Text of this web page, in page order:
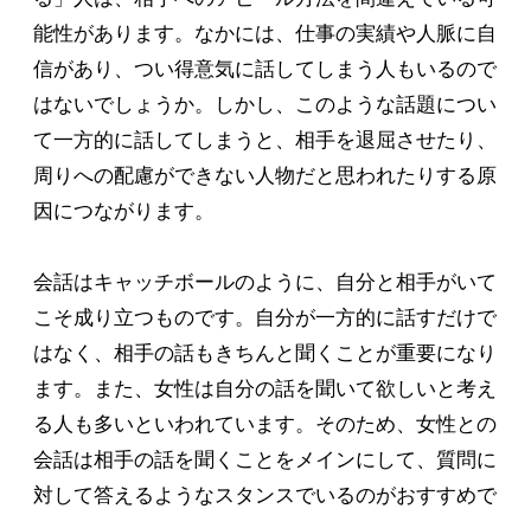
能性があります。なかには、仕事の実績や人脈に自
信があり、つい得意気に話してしまう人もいるので
はないでしょうか。しかし、このような話題につい
て一方的に話してしまうと、相手を退屈させたり、
周りへの配慮ができない人物だと思われたりする原
因につながります。
会話はキャッチボールのように、自分と相手がいて
こそ成り立つものです。自分が一方的に話すだけで
はなく、相手の話もきちんと聞くことが重要になり
ます。また、女性は自分の話を聞いて欲しいと考え
る人も多いといわれています。そのため、女性との
会話は相手の話を聞くことをメインにして、質問に
対して答えるようなスタンスでいるのがおすすめで